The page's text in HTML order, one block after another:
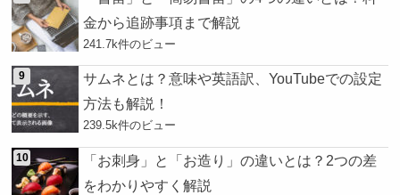
金から追跡事項まで解説
241.7k件のビュー
サムネとは？意味や英語訳、YouTubeでの設定
方法も解説！
239.5k件のビュー
「お刺身」と「お造り」の違いとは？2つの差
をわかりやすく解説